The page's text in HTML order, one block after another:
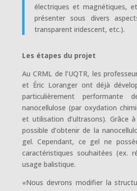
électriques et magnétiques,
présenter sous divers
transparent iridescent, etc.).
Les étapes du projet
Au CRML de l’UQTR, les
et Éric Loranger ont déjà
particulièrement performante
nanocellulose (par oxydation
et utilisation d’ultrasons). Grâce
possible d’obtenir de la
gel. Cependant, ce gel ne
caractéristiques souhaitées (ex.
usage balistique.
«Nous devrons modifier la